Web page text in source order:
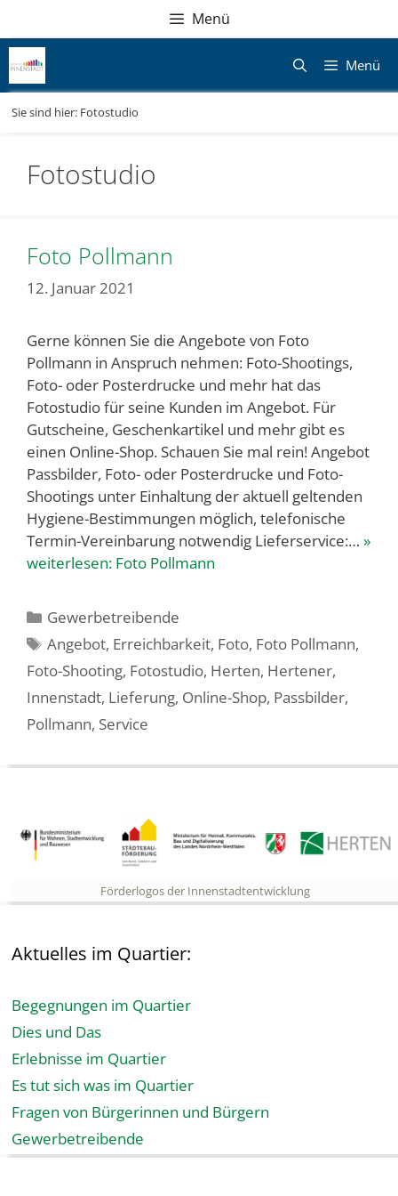
springen
Navigation
springen
Menü
Menü
Sie sind hier: Fotostudio
Fotostudio
Foto Pollmann
12. Januar 2021
Gerne können Sie die Angebote von Foto
Pollmann in Anspruch nehmen: Foto-Shootings,
Foto- oder Posterdrucke und mehr hat das
Fotostudio für seine Kunden im Angebot. Für
Gutscheine, Geschenkartikel und mehr gibt es
einen Online-Shop. Schauen Sie mal rein! Angebot
Passbilder, Foto- oder Posterdrucke und Foto-
Shootings unter Einhaltung der aktuell geltenden
Hygiene-Bestimmungen möglich, telefonische
Termin-Vereinbarung notwendig Lieferservice:… »
weiterlesen: Foto Pollmann
Kategorien
Gewerbetreibende
Schlagwörter
Angebot, Erreichbarkeit, Foto, Foto Pollmann,
Foto-Shooting, Fotostudio, Herten, Hertener,
Innenstadt, Lieferung, Online-Shop, Passbilder,
Pollmann, Service
Förderlogos der Innenstadtentwicklung
Aktuelles im Quartier:
Begegnungen im Quartier
Dies und Das
Erlebnisse im Quartier
Es tut sich was im Quartier
Fragen von Bürgerinnen und Bürgern
Gewerbetreibende